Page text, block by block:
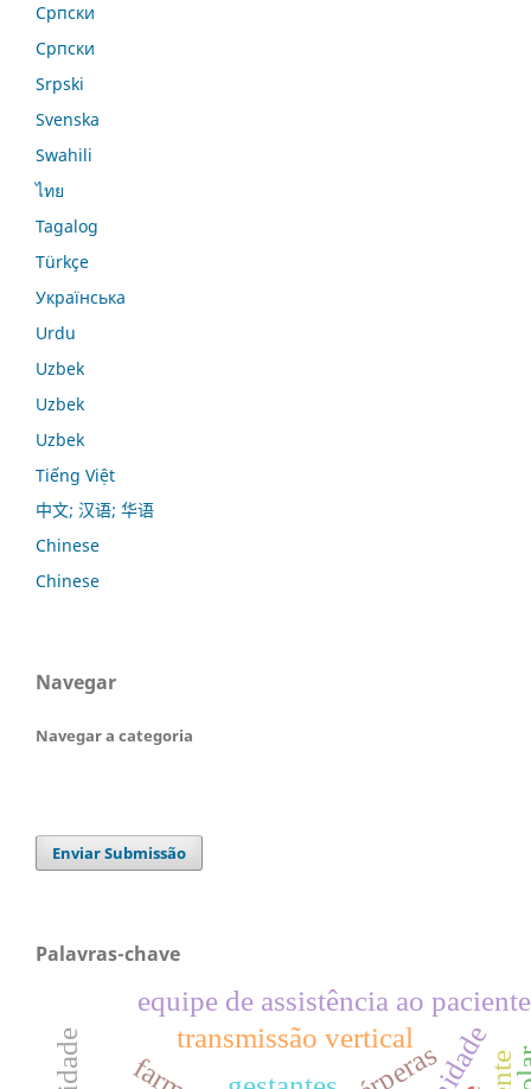
Српски
Српски
Srpski
Svenska
Swahili
ไทย
Tagalog
Türkçe
Українська
Urdu
Uzbek
Uzbek
Uzbek
Tiếng Việt
中文; 汉语; 华语
Chinese
Chinese
Navegar
Navegar a categoria
Enviar Submissão
Palavras-chave
equipe de assistência ao paciente
transmissão vertical